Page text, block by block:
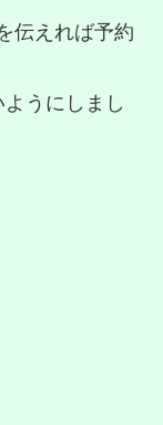
伝えれば予約
うにしまし